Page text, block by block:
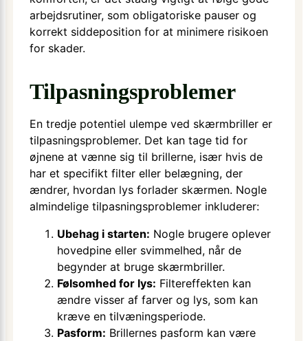
arbejdsrutiner, som obligatoriske pauser og
korrekt siddeposition for at minimere risikoen
for skader.
Tilpasningsproblemer
En tredje potentiel ulempe ved skærmbriller er
tilpasningsproblemer. Det kan tage tid for
øjnene at vænne sig til brillerne, især hvis de
har et specifikt filter eller belægning, der
ændrer, hvordan lys forlader skærmen. Nogle
almindelige tilpasningsproblemer inkluderer:
Ubehag i starten: Nogle brugere oplever
hovedpine eller svimmelhed, når de
begynder at bruge skærmbriller.
Følsomhed for lys: Filtereffekten kan
ændre visser af farver og lys, som kan
kræve en tilvæningsperiode.
Pasform: Brillernes pasform kan være